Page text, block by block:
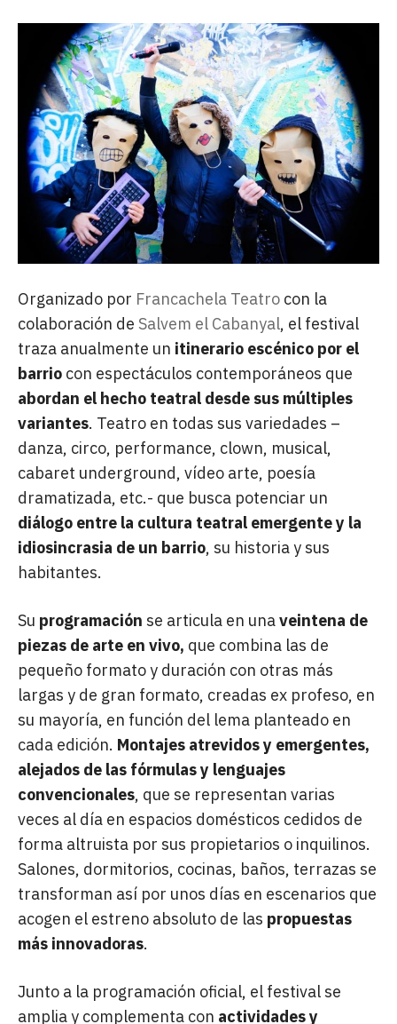
Organizado por Francachela Teatro con la
colaboración de Salvem el Cabanyal, el festival
traza anualmente un itinerario escénico por el
barrio con espectáculos contemporáneos que
abordan el hecho teatral desde sus múltiples
variantes. Teatro en todas sus variedades –
danza, circo, performance, clown, musical,
cabaret underground, vídeo arte, poesía
dramatizada, etc.- que busca potenciar un
diálogo entre la cultura teatral emergente y la
idiosincrasia de un barrio, su historia y sus
habitantes.
Su programación se articula en unaveintena de
piezas de arte en vivo, que combina las de
pequeño formato y duración con otras más
largas y de gran formato, creadas ex profeso, en
su mayoría, en función del lema planteado en
cada edición. Montajes atrevidos y emergentes,
alejados de las fórmulas y lenguajes
convencionales, que se representan varias
veces al día en espacios domésticos cedidos de
forma altruista por sus propietarios o inquilinos.
Salones, dormitorios, cocinas, baños, terrazas se
transforman así por unos días en escenarios que
acogen el estreno absoluto de las propuestas
más innovadoras.
Junto a la programación oficial, el festival se
amplia y complementa con actividades y